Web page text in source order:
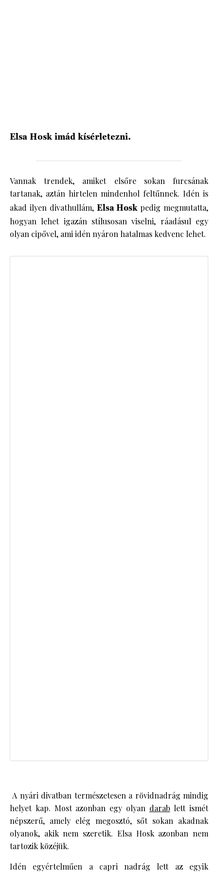
Elsa Hosk imád kísérletezni.
Vannak trendek, amiket elsőre sokan furcsának
tartanak, aztán hirtelen mindenhol feltűnnek. Idén is
akad ilyen divathullám, Elsa Hoskpedig megmutatta,
hogyan lehet igazán stílusosan viselni, ráadásul egy
olyan cipővel, ami idén nyáron hatalmas kedvenc lehet.
A nyári divatban természetesen a rövidnadrág mindig
helyet kap. Most azonban egy olyan darab lett ismét
népszerű, amely elég megosztó, sőt sokan akadnak
olyanok, akik nem szeretik. Elsa Hosk azonban nem
tartozik közéjük.
Idén egyértelműen a capri nadrág lett az egyik